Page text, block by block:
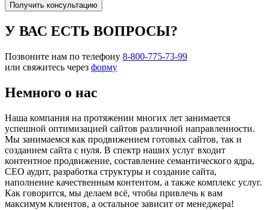
Получить консультацию
У ВАС ЕСТЬ ВОПРОСЫ?
Позвоните нам по телефону 8-800-775-73-99
или свяжитесь через форму
Немного о нас
Наша компания на протяжении многих лет занимается
успешной оптимизацией сайтов различной направленности.
Мы занимаемся как продвижением готовых сайтов, так и
созданием сайта с нуля. В спектр наших услуг входит
контентное продвижение, составление семантического ядра,
СЕО аудит, разработка структуры и создание сайта,
наполнение качественным контентом, а также комплекс услуг.
Как говорится, мы делаем всё, чтобы привлечь к вам
максимум клиентов, а остальное зависит от менеджера!